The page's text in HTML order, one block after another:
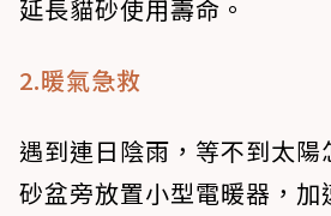
延長貓砂使用壽命。
2.暖氣急救
遇到連日陰雨，等不到太陽
砂盆旁放置小型電暖器，加